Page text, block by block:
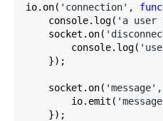
io.on( 'connection',
    console.log(
'a user
    socket.on(
        console.log(
    });
    socket.on(
'message',
        io.emit(
    });